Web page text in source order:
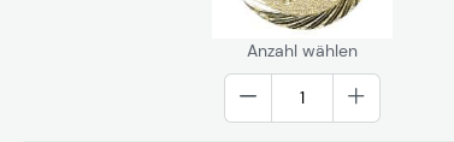
Anzahl wählen